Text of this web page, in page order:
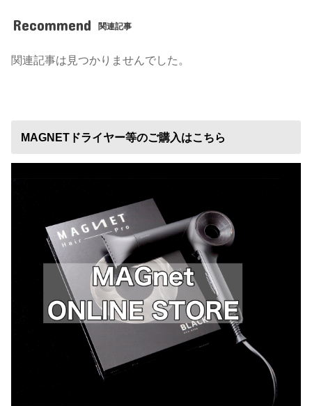
Recommend 関連記事
関連記事は見つかりませんでした。
MAGNETドライヤー等のご購入はこちら